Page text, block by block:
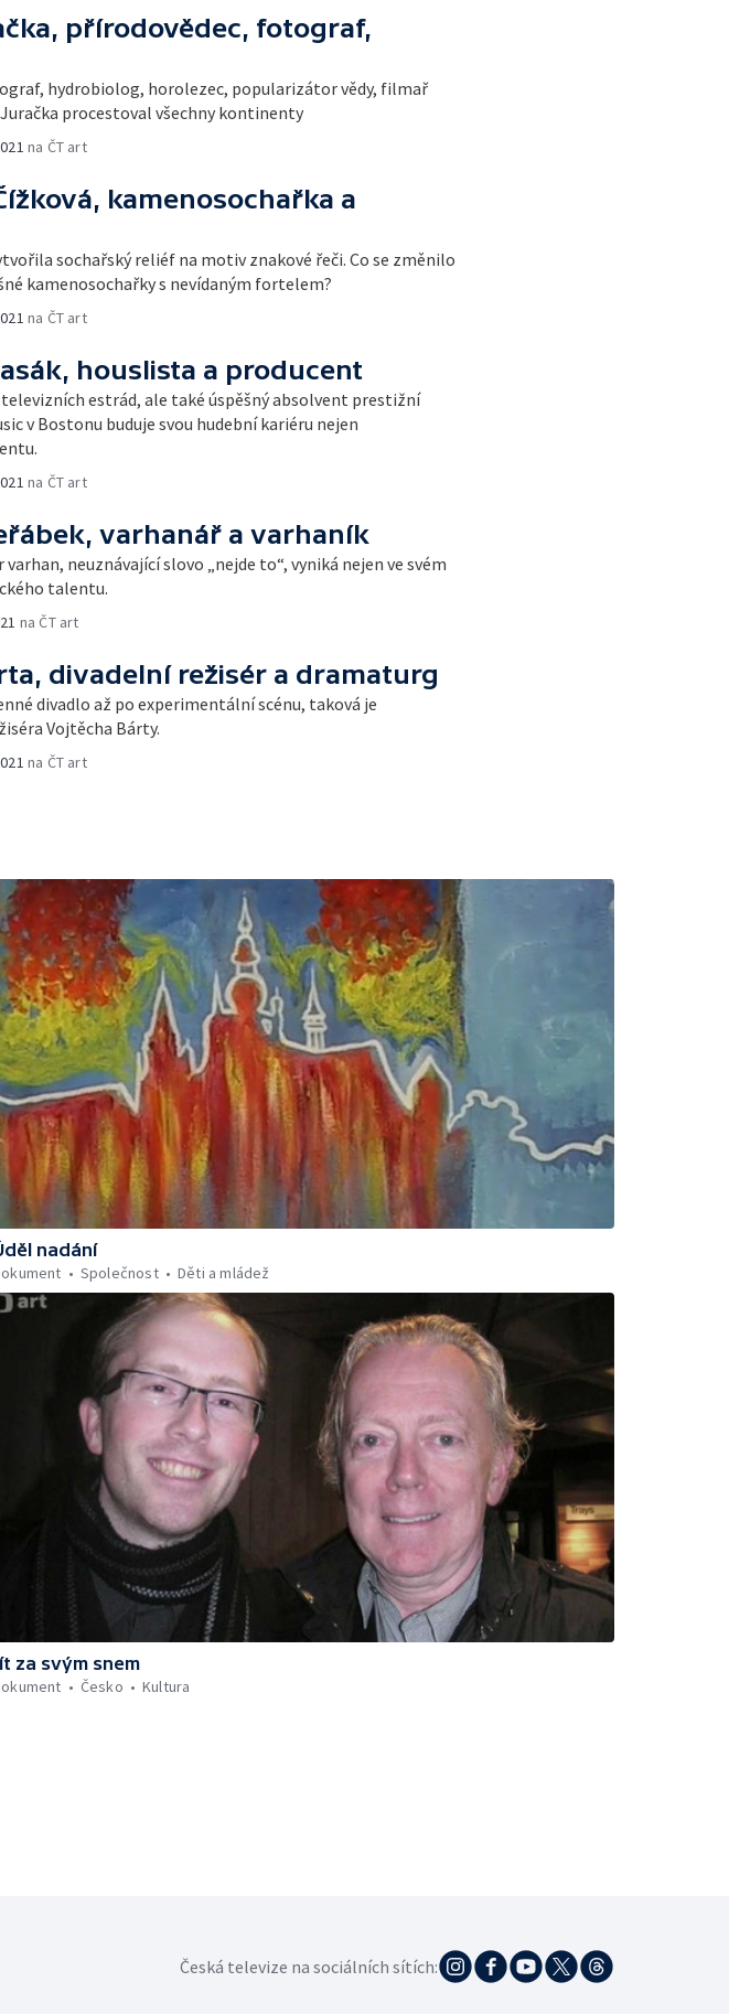
přírodovědec, fotograf,
hydrobiolog, horolezec, popularizátor vědy, filmař
procestoval všechny kontinenty
na ČT art
kamenosochařka a
sochařský reliéf na motiv znakové řeči. Co se změnilo
kamenosochařky s nevídaným fortelem?
na ČT art
houslista a producent
televizních estrád, ale také úspěšný absolvent prestižní
v Bostonu buduje svou hudební kariéru nejen
na ČT art
varhanář a varhaník
neuznávající slovo „nejde to“, vyniká nejen ve svém
talentu.
na ČT art
divadelní režisér a dramaturg
divadlo až po experimentální scénu, taková je
Vojtěcha Bárty.
na ČT art
nadání
Společnost Děti a mládež
za svým snem
Česko Kultura
Česká televize na sociálních sítích: